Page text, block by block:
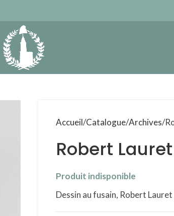
Accueil Catalogue Archives
Robert Lauret
Produit indisponible
Dessin au fusain, Robert